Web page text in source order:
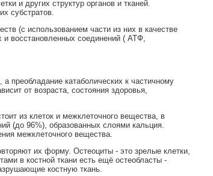
и других структур органов и тканей.
субстратов.
(с использованием части из них в качестве
и восстановленных соединений ( АТФ,
преобладание катаболических к частичному
от возраста, состояния здоровья,
из клеток и межклеточного вещества, в
(до 96%), образованных слоями кальция.
межклеточного вещества.
их форму. Остеоциты - это зрелые клетки,
в костной ткани есть ещё остеобласты -
костную ткань.